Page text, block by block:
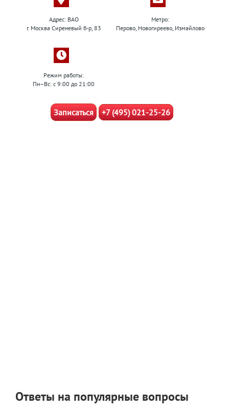
Адрес: ВАО
г. Москва Сиреневый б-р, 83
Метро:
Перово, Новогиреево, Измайлово
Режим работы:
Пн–Вс: с 9:00 до 21:00
Записаться +7 (495) 021-25-26
Ответы на популярные вопросы